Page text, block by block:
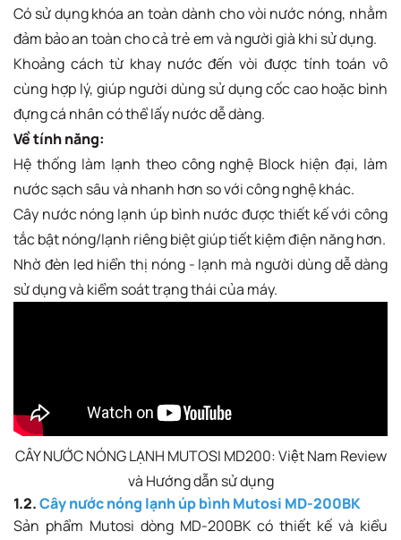
Có sử dụng khóa an toàn dành cho vòi nước nóng, nhằm
đảm bảo an toàn cho cả trẻ em và người già khi sử dụng.
Khoảng cách từ khay nước đến vòi được tính toán vô
cùng hợp lý, giúp người dùng sử dụng cốc cao hoặc bình
đựng cá nhân có thể lấy nước dễ dàng.
Về tính năng:
Hệ thống làm lạnh theo công nghệ Block hiện đại, làm
nước sạch sâu và nhanh hơn so với công nghệ khác.
Cây nước nóng lạnh úp bình nước được thiết kế với công
tắc bật nóng/lạnh riêng biệt giúp tiết kiệm điện năng hơn.
Nhờ đèn led hiển thị nóng - lạnh mà người dùng dễ dàng
sử dụng và kiểm soát trạng thái của máy.
CÂY NƯỚC NÓNG LẠNH MUTOSI MD200: Việt Nam Review
và Hướng dẫn sử dụng
1.2.Cây nước nóng lạnh úp bình Mutosi MD-200BK
Sản phẩm Mutosi dòng MD-200BK có thiết kế và kiểu